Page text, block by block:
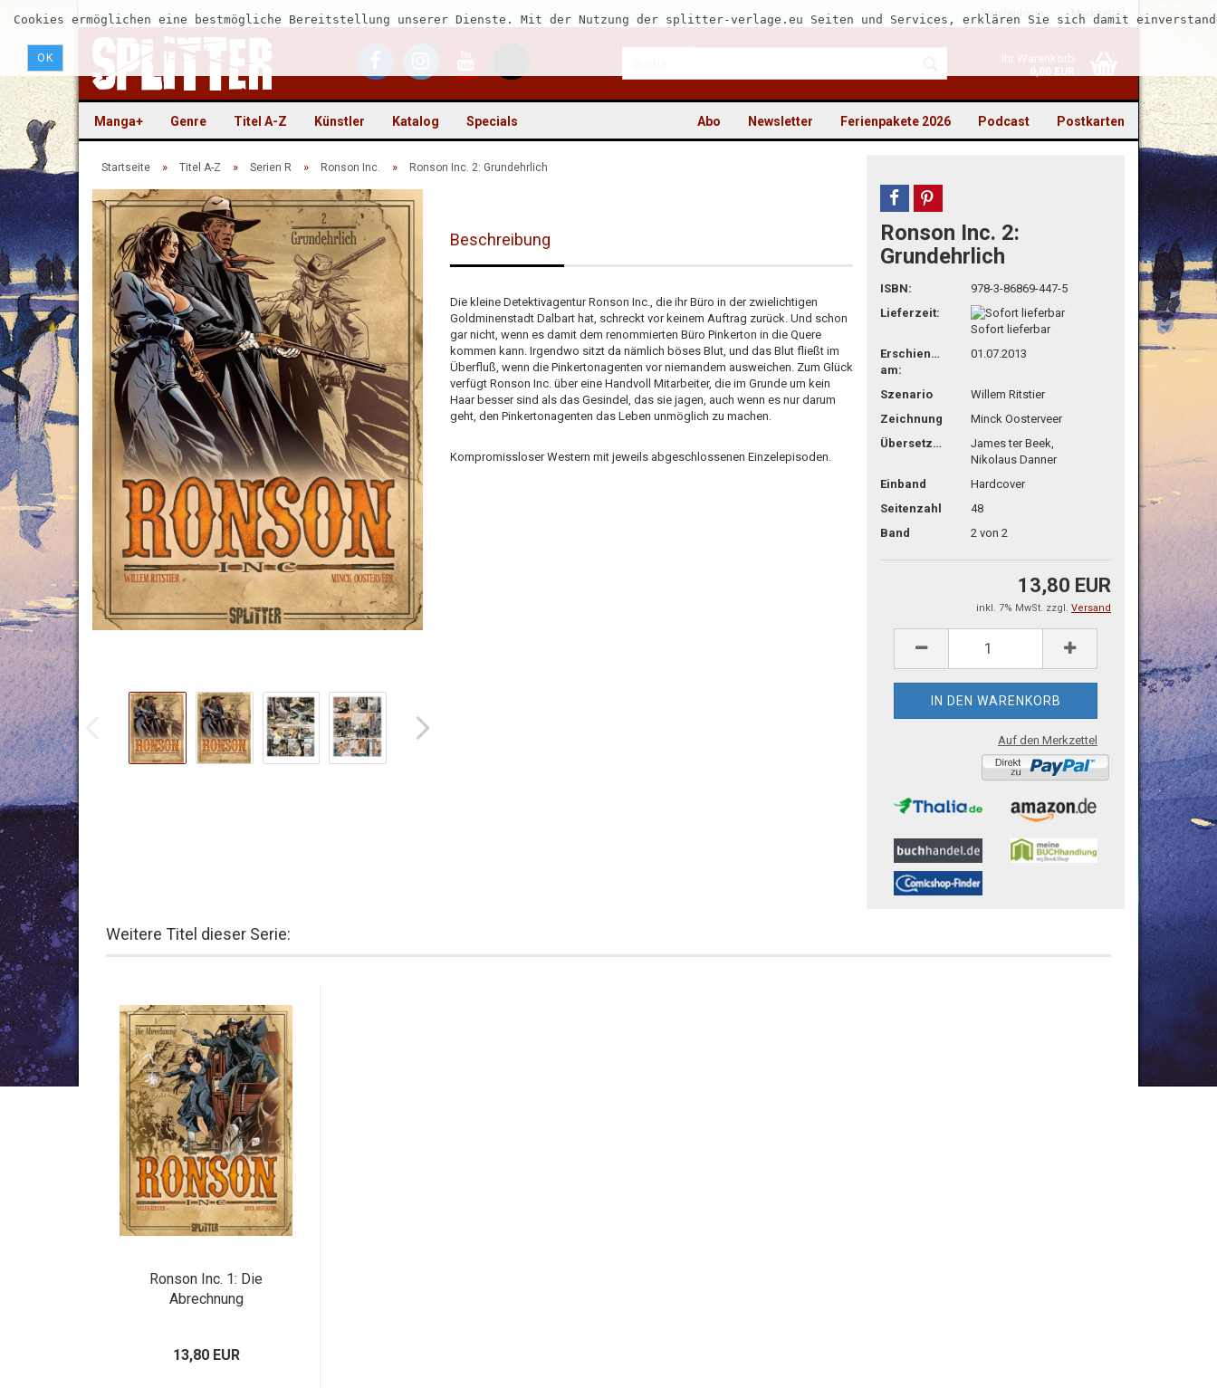
Kundenlogin Merkzettel
Ihr Warenkorb
0,00 EUR
Cookies ermöglichen eine bestmögliche Bereitstellung unserer Dienste. Mit der Nutzung der splitter-verlage.eu Seiten und Services, erklären Sie sich damit
OK
Manga+ Genre Titel A-Z Künstler Katalog Specials Postkarten
Podcast
Ferienpakete 2026
Newsletter
Abo
Startseite » Titel A-Z » Serien R » Ronson Inc. » Ronson Inc. 2: Grundehrlich
Beschreibung
Die kleine Detektivagentur Ronson Inc., die ihr Büro in der zwielichtigen
Goldminenstadt Dalbart hat, schreckt vor keinem Auftrag zurück. Und schon
gar nicht, wenn es damit dem renommierten Büro Pinkerton in die Quere
kommen kann. Irgendwo sitzt da nämlich böses Blut, und das Blut fließt im
Überfluß, wenn die Pinkertonagenten vor niemandem ausweichen. Zum Glück
verfügt Ronson Inc. über eine Handvoll Mitarbeiter, die im Grunde um kein
Haar besser sind als das Gesindel, das sie jagen, auch wenn es nur darum
geht, den Pinkertonagenten das Leben unmöglich zu machen.
Kompromissloser Western mit jeweils abgeschlossenen Einzelepisoden.
teilen pin it
Ronson Inc. 2:
Grundehrlich
ISBN:
978-3-86869-447-5
Lieferzeit:
Sofort lieferbar
Erschienen
am:
01.07.2013
Szenario
Willem Ritstier
Zeichnung
Minck Oosterveer
Übersetzg.
James ter Beek,
Nikolaus Danner
Einband
Hardcover
Seitenzahl
48
Band
2 von 2
13,80 EUR
inkl. 7% MwSt. zzgl. Versand
Auf den Merkzettel
Weitere Titel dieser Serie:
Ronson Inc. 1: Die
Abrechnung
13,80 EUR